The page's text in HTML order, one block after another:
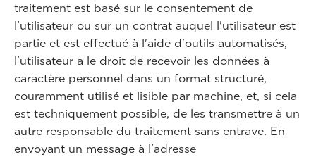
traitement est basé sur le consentement de
l'utilisateur ou sur un contrat auquel l'utilisateur est
partie et est effectué à l'aide d'outils automatisés,
l'utilisateur a le droit de recevoir les données à
caractère personnel dans un format structuré,
couramment utilisé et lisible par machine, et, si cela
est techniquement possible, de les transmettre à un
autre responsable du traitement sans entrave. En
envoyant un message à l'adresse